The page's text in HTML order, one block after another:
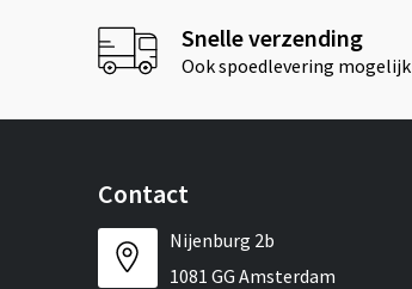
Snelle verzending
Ook spoedlevering mogelijk
Contact
Nijenburg 2b
1081 GG Amsterdam